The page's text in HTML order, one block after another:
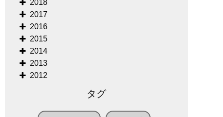
2018
2017
2016
2015
2014
2013
2012
タグ